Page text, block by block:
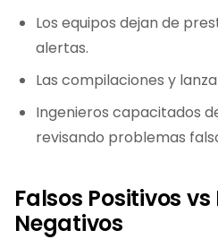
Los equipos dejan de
alertas.
Las compilaciones y
Ingenieros capacitados
revisando problemas
Falsos Positivos vs
Negativos